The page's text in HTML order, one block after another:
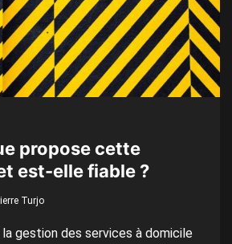
propose cette
est-elle fiable ?
Turjo
la gestion des services à domicile